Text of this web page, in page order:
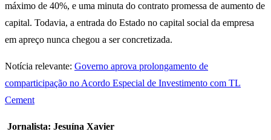
máximo de 40%, e uma minuta do contrato promessa de aumento de
capital. Todavia, a entrada do Estado no capital social da empresa
em apreço nunca chegou a ser concretizada.
Notícia relevante: Governo aprova prolongamento de
comparticipação no Acordo Especial de Investimento com TL
Cement
Jornalista: Jesuína Xavier